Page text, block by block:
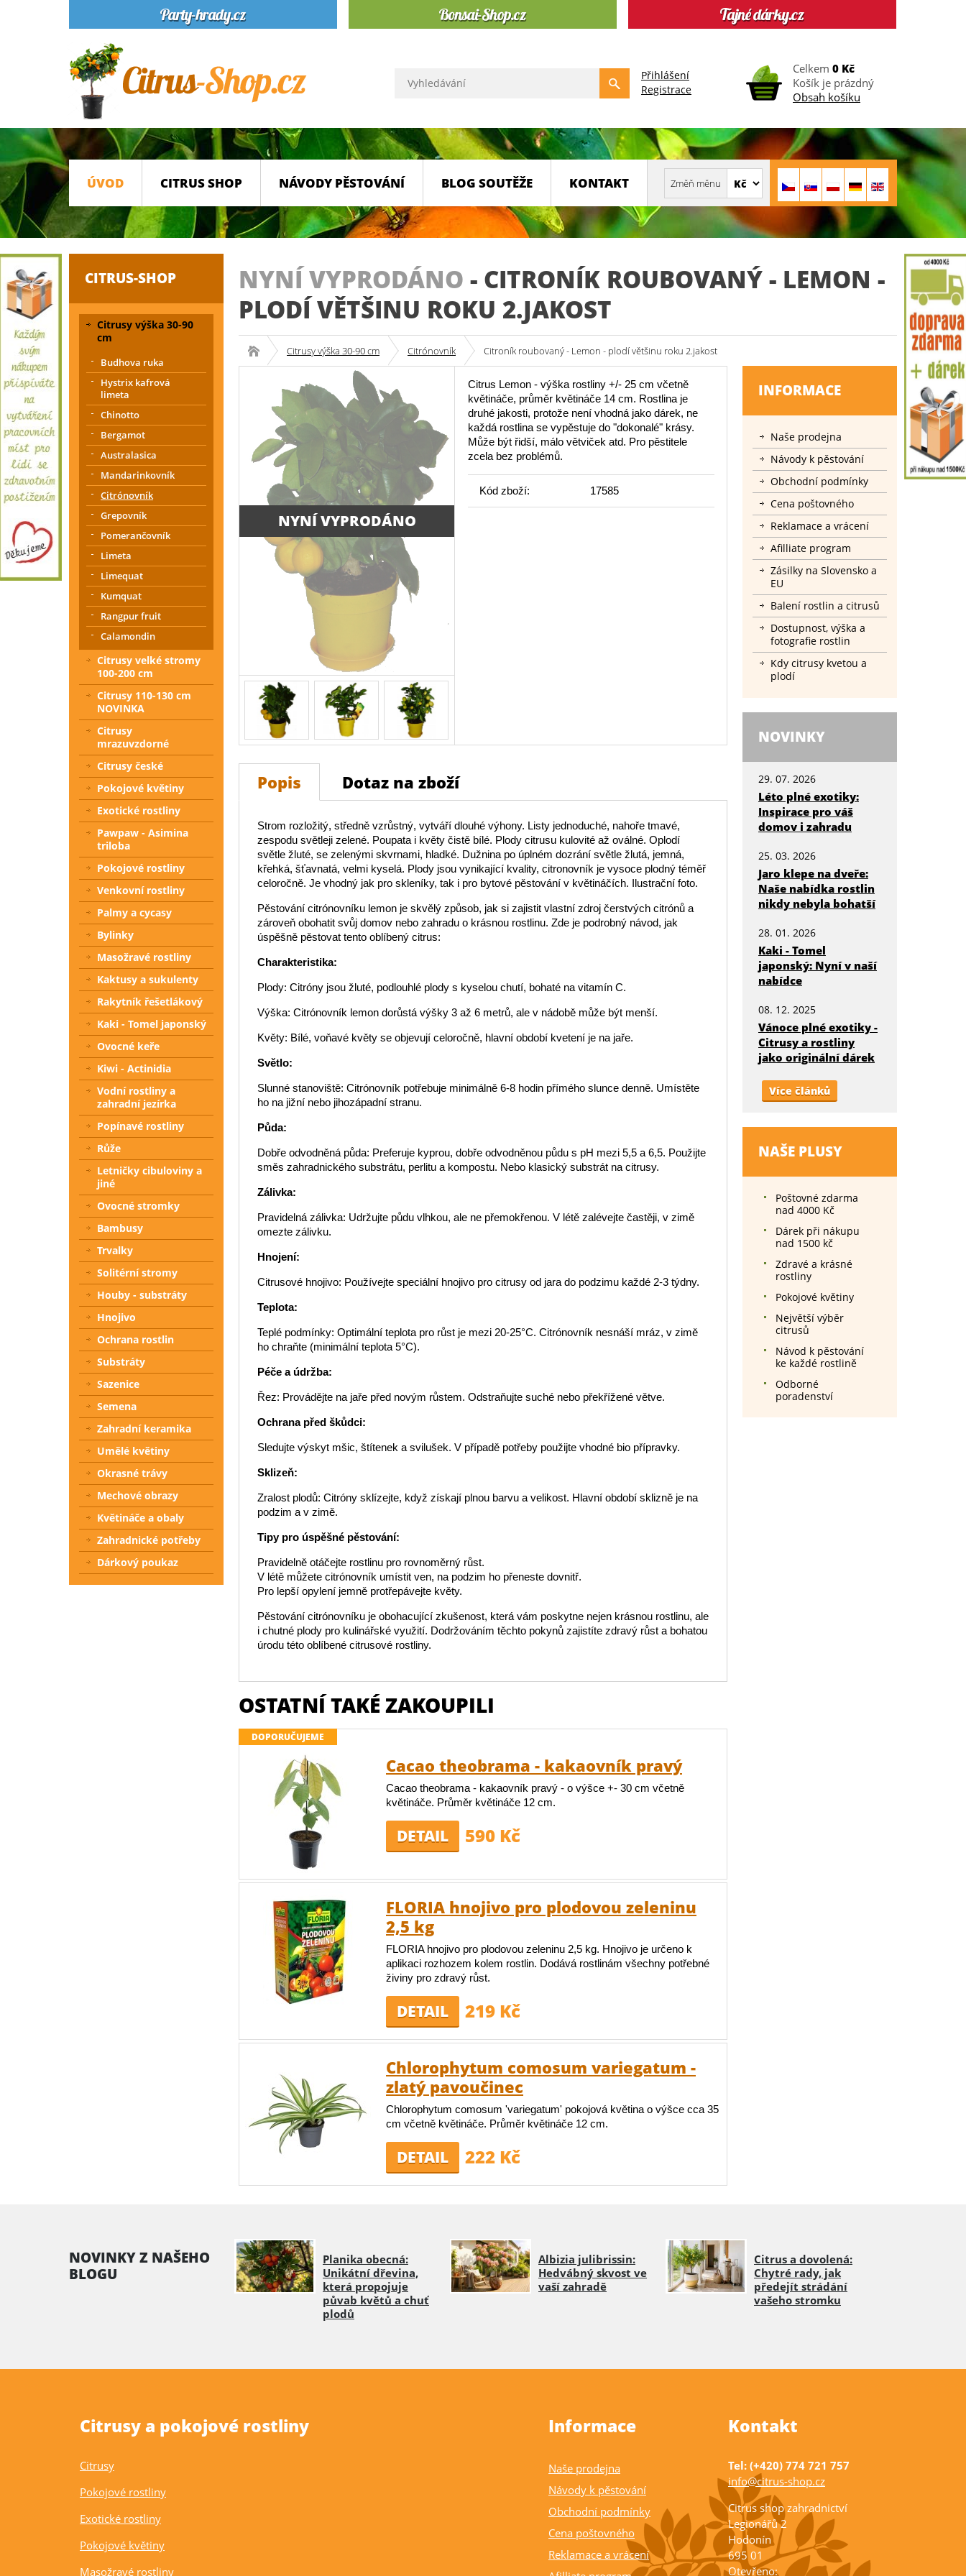
Přihlášení
Registrace
Celkem 0 Kč
Košík je prázdný
Obsah košíku
ÚVOD CITRUS SHOP NÁVODY PĚSTOVÁNÍ BLOG SOUTĚŽE KONTAKT
NYNÍ VYPRODÁNO - CITRONÍK ROUBOVANÝ - LEMON -
PLODÍ VĚTŠINU ROKU 2.JAKOST
Citrusy výška 30-90 cm Citrónovník Citroník roubovaný - Lemon - plodí většinu roku 2.jakost
NYNÍ VYPRODÁNO
Citrus Lemon - výška rostliny +/- 25 cm včetně
květináče, průměr květináče 14 cm. Rostlina je
druhé jakosti, protože není vhodná jako dárek, ne
každá rostlina se vypěstuje do "dokonalé" krásy.
Může být řidší, málo větviček atd. Pro pěstitele
zcela bez problémů.
Kód zboží: 17585
Popis Dotaz na zboží
Strom rozložitý, středně vzrůstný, vytváří dlouhé výhony. Listy jednoduché, nahoře tmavé,
zespodu světleji zelené. Poupata i květy čistě bílé. Plody citrusu kulovité až oválné. Oplodí
světle žluté, se zelenými skvrnami, hladké. Dužnina po úplném dozrání světle žlutá, jemná,
křehká, šťavnatá, velmi kyselá. Plody jsou vynikající kvality, citronovník je vysoce plodný téměř
celoročně. Je vhodný jak pro skleníky, tak i pro bytové pěstování v květináčích. Ilustrační foto.
Pěstování citrónovníku lemon je skvělý způsob, jak si zajistit vlastní zdroj čerstvých citrónů a
zároveň obohatit svůj domov nebo zahradu o krásnou rostlinu. Zde je podrobný návod, jak
úspěšně pěstovat tento oblíbený citrus:
Charakteristika:
Plody: Citróny jsou žluté, podlouhlé plody s kyselou chutí, bohaté na vitamín C.
Výška: Citrónovník lemon dorůstá výšky 3 až 6 metrů, ale v nádobě může být menší.
Květy: Bílé, voňavé květy se objevují celoročně, hlavní období kvetení je na jaře.
Světlo:
Slunné stanoviště: Citrónovník potřebuje minimálně 6-8 hodin přímého slunce denně. Umístěte
ho na jižní nebo jihozápadní stranu.
Půda:
Dobře odvodněná půda: Preferuje kyprou, dobře odvodněnou půdu s pH mezi 5,5 a 6,5. Použijte
směs zahradnického substrátu, perlitu a kompostu. Nebo klasický substrát na citrusy.
Zálivka:
Pravidelná zálivka: Udržujte půdu vlhkou, ale ne přemokřenou. V létě zalévejte častěji, v zimě
omezte zálivku.
Hnojení:
Citrusové hnojivo: Používejte speciální hnojivo pro citrusy od jara do podzimu každé 2-3 týdny.
Teplota:
Teplé podmínky: Optimální teplota pro růst je mezi 20-25°C. Citrónovník nesnáší mráz, v zimě
ho chraňte (minimální teplota 5°C).
Péče a údržba:
Řez: Provádějte na jaře před novým růstem. Odstraňujte suché nebo překřížené větve.
Ochrana před škůdci:
Sledujte výskyt mšic, štítenek a svilušek. V případě potřeby použijte vhodné bio přípravky.
Sklizeň:
Zralost plodů: Citróny sklízejte, když získají plnou barvu a velikost. Hlavní období sklizně je na
podzim a v zimě.
Tipy pro úspěšné pěstování:
Pravidelně otáčejte rostlinu pro rovnoměrný růst.
V létě můžete citrónovník umístit ven, na podzim ho přeneste dovnitř.
Pro lepší opylení jemně protřepávejte květy.
Pěstování citrónovníku je obohacující zkušenost, která vám poskytne nejen krásnou rostlinu, ale
i chutné plody pro kulinářské využití. Dodržováním těchto pokynů zajistíte zdravý růst a bohatou
úrodu této oblíbené citrusové rostliny.
OSTATNÍ TAKÉ ZAKOUPILI
DOPORUČUJEME
Cacao theobrama - kakaovník pravý
Cacao theobrama - kakaovník pravý - o výšce +- 30 cm včetně
květináče. Průměr květináče 12 cm.
DETAIL 590 Kč
FLORIA hnojivo pro plodovou zeleninu
2,5 kg
FLORIA hnojivo pro plodovou zeleninu 2,5 kg. Hnojivo je určeno k
aplikaci rozhozem kolem rostlin. Dodává rostlinám všechny potřebné
živiny pro zdravý růst.
DETAIL 219 Kč
Chlorophytum comosum variegatum -
zlatý pavoučinec
Chlorophytum comosum 'variegatum' pokojová květina o výšce cca 35
cm včetně květináče. Průměr květináče 12 cm.
DETAIL 222 Kč
INFORMACE
Naše prodejna
Návody k pěstování
Obchodní podmínky
Cena poštovného
Reklamace a vrácení
Afilliate program
Zásilky na Slovensko a
EU
Balení rostlin a citrusů
Dostupnost, výška a
fotografie rostlin
Kdy citrusy kvetou a
plodí
NOVINKY
29. 07. 2026
Léto plné exotiky:
Inspirace pro váš
domov i zahradu
25. 03. 2026
Jaro klepe na dveře:
Naše nabídka rostlin
nikdy nebyla bohatší
28. 01. 2026
Kaki - Tomel
japonský: Nyní v naší
nabídce
08. 12. 2025
Vánoce plné exotiky -
Citrusy a rostliny
jako originální dárek
Více článků
NAŠE PLUSY
Poštovné zdarma
nad 4000 Kč
Dárek při nákupu
nad 1500 kč
Zdravé a krásné
rostliny
Pokojové květiny
Největší výběr
citrusů
Návod k pěstování
ke každé rostlině
Odborné
poradenství
CITRUS-SHOP
Citrusy výška 30-90
cm
Budhova ruka
Hystrix kafrová
limeta
Chinotto
Bergamot
Australasica
Mandarinkovník
Citrónovník
Grepovník
Pomerančovník
Limeta
Limequat
Kumquat
Rangpur fruit
Calamondin
Citrusy velké stromy
100-200 cm
Citrusy 110-130 cm
NOVINKA
Citrusy
mrazuvzdorné
Citrusy české
Pokojové květiny
Exotické rostliny
Pawpaw - Asimina
triloba
Pokojové rostliny
Venkovní rostliny
Palmy a cycasy
Bylinky
Masožravé rostliny
Kaktusy a sukulenty
Rakytník řešetlákový
Kaki - Tomel japonský
Ovocné keře
Kiwi - Actinidia
Vodní rostliny a
zahradní jezírka
Popínavé rostliny
Růže
Letničky cibuloviny a
jiné
Ovocné stromky
Bambusy
Trvalky
Solitérní stromy
Houby - substráty
Hnojivo
Ochrana rostlin
Substráty
Sazenice
Semena
Zahradní keramika
Umělé květiny
Okrasné trávy
Mechové obrazy
Květináče a obaly
Zahradnické potřeby
Dárkový poukaz
NOVINKY Z NAŠEHO
BLOGU
Planika obecná:
Unikátní dřevina,
která propojuje
půvab květů a chuť
plodů
Albizia julibrissin:
Hedvábný skvost ve
vaší zahradě
Citrus a dovolená:
Chytré rady, jak
předejít strádání
vašeho stromku
Citrusy a pokojové rostliny
Citrusy
Pokojové rostliny
Exotické rostliny
Pokojové květiny
Masožravé rostliny
Informace
Naše prodejna
Návody k pěstování
Obchodní podmínky
Cena poštovného
Reklamace a vrácení
Kontakt
Tel: (+420) 774 721 757
info@citrus-shop.cz
Citrus shop zahradnictví
Legionářů 2
Hodonín
695 01
Otevřeno: